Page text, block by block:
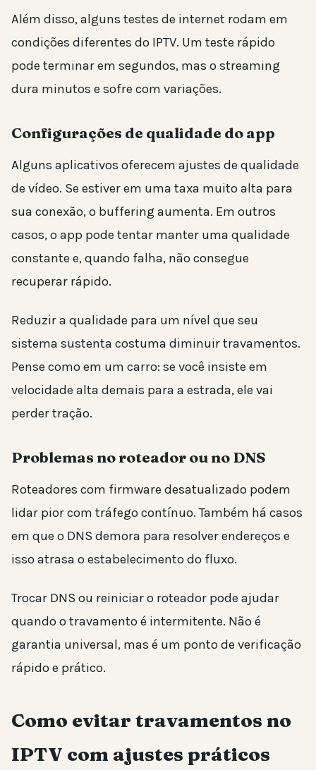
Além disso, alguns testes de internet rodam em
condições diferentes do IPTV. Um teste rápido
pode terminar em segundos, mas o streaming
dura minutos e sofre com variações.
Configurações de qualidade do app
Alguns aplicativos oferecem ajustes de qualidade
de vídeo. Se estiver em uma taxa muito alta para
sua conexão, o buffering aumenta. Em outros
casos, o app pode tentar manter uma qualidade
constante e, quando falha, não consegue
recuperar rápido.
Reduzir a qualidade para um nível que seu
sistema sustenta costuma diminuir travamentos.
Pense como em um carro: se você insiste em
velocidade alta demais para a estrada, ele vai
perder tração.
Problemas no roteador ou no DNS
Roteadores com firmware desatualizado podem
lidar pior com tráfego contínuo. Também há casos
em que o DNS demora para resolver endereços e
isso atrasa o estabelecimento do fluxo.
Trocar DNS ou reiniciar o roteador pode ajudar
quando o travamento é intermitente. Não é
garantia universal, mas é um ponto de verificação
rápido e prático.
Como evitar travamentos no
IPTV com ajustes práticos